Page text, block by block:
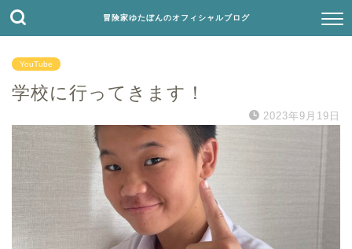
冒険家ゆたぼんのオフィシャルブログ
YouTube
学校に行ってきます！
2023年9月19日